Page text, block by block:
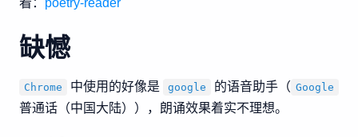
缺憾
Chrome 中使用的好像是 google 的语音助手（ Google
普通话（中国大陆）），朗诵效果着实不理想。